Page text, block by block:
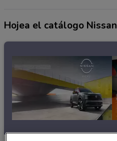
Hojea el catálogo Nissan